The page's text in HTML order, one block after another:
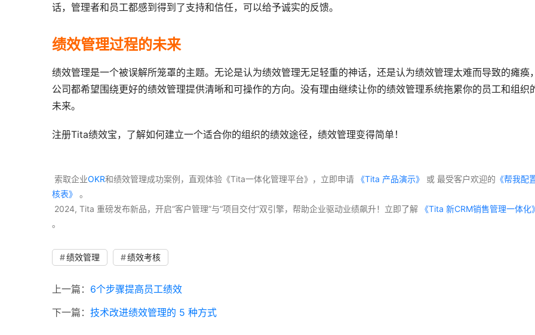
话，管理者和员工都感到得到了支持和信任，可以给予诚实的反馈。
绩效管理过程的未来
绩效管理是一个被误解所笼罩的主题。无论是认为绩效管理无足轻重的神话，还是认为绩效管理太难而导致的瘫痪，
公司都希望围绕更好的绩效管理提供清晰和可操作的方向。没有理由继续让你的绩效管理系统拖累你的员工和组织
未来。
注册Tita绩效宝，了解如何建立一个适合你的组织的绩效途径，绩效管理变得简单！
索取企业OKR和绩效管理成功案例，直观体验《Tita一体化管理平台》，立即申请 《Tita 产品演示》 或 最受客户欢迎的 《帮我配
核表》
。
2024, Tita 重磅发布新品，开启“客户管理”与“项目交付”双引擎，帮助企业驱动业绩飙升！立即了解
。
绩效管理 绩效考核
上一篇： 6个步骤提高员工绩效
下一篇： 技术改进绩效管理的 5 种方式